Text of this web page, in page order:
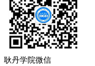
耿丹学院微信